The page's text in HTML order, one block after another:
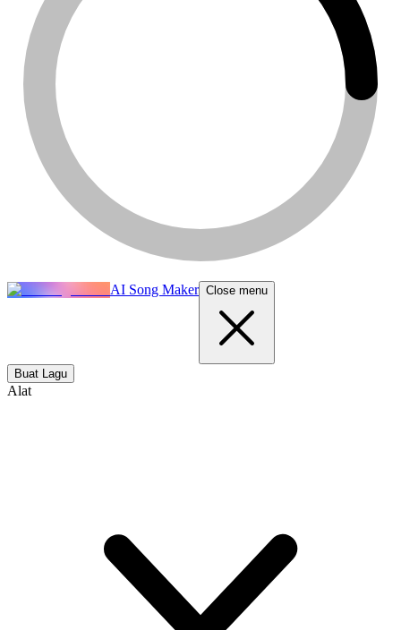
AI Song Maker Close menu
Buat Lagu
Alat